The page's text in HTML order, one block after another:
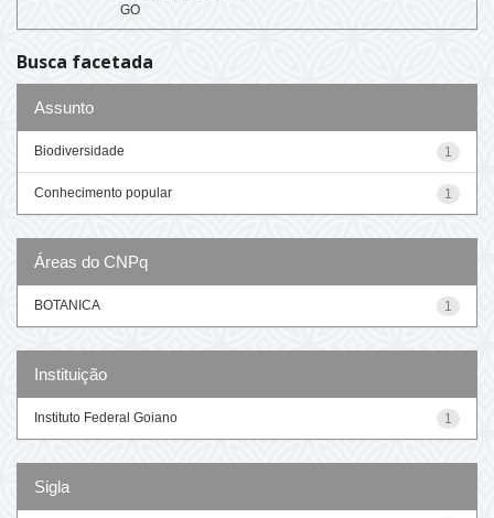
GO
Busca facetada
Assunto
1
Biodiversidade
1
Conhecimento popular
Áreas do CNPq
1
BOTANICA
Instituição
1
Instituto Federal Goiano
Sigla